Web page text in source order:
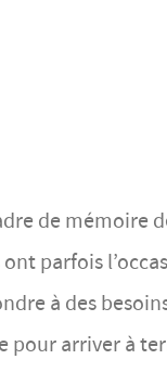
de mémoire
parfois
à des
pour arriver à